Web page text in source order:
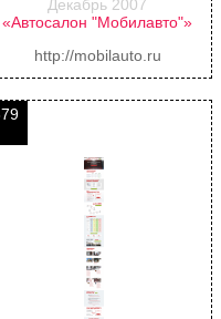
Декабрь 2007
«Автосалон "Мобилавто"»
http://mobilauto.ru